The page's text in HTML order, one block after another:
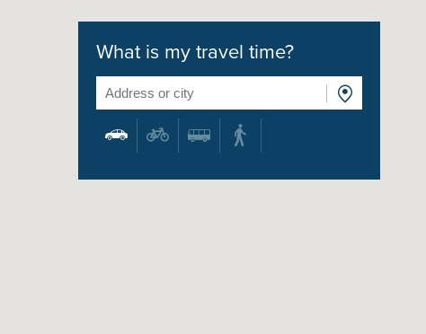
What is my travel time?